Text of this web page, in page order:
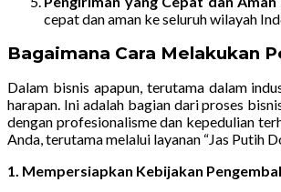
cepat dan aman ke seluruh wilayah
Bagaimana Cara Melakukan
Dalam bisnis apapun, terutama dalam
harapan. Ini adalah bagian dari proses
dengan profesionalisme dan kepedulian
Anda, terutama melalui layanan “Jas Putih
1. Mempersiapkan Kebijakan